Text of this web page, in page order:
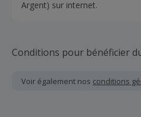
Argent) sur internet.
Conditions pour bénéficier
Voir également nos conditions